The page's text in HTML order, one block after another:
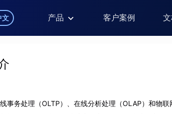
文 产品 客户案例
事务处理（OLTP）、在线分析处理（OLAP）和物